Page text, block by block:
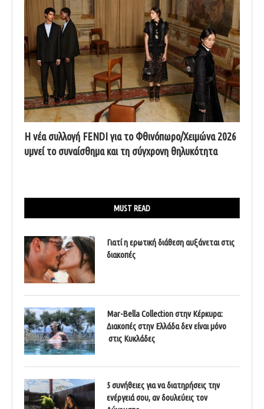
Η νέα συλλογή FENDI για το Φθινόπωρο/Χειμώνα 2026
υμνεί το συναίσθημα και τη σύγχρονη θηλυκότητα
MUST READ
Γιατί η ερωτική διάθεση αυξάνεται στις
διακοπές
Mar-Bella Collection στην Κέρκυρα:
Διακοπές στην Ελλάδα δεν είναι μόνο
στις Κυκλάδες
5 συνήθειες για να διατηρήσεις την
ενέργειά σου, αν δουλεύεις τον